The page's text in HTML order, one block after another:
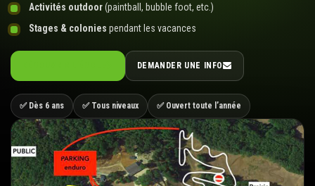
Activités outdoor(paintball, bubble foot, etc.)
Stages & colonies pendant les vacances
DEMANDER UNE INFO
✅ Dès 6 ans ✅ Tous niveaux ✅ Ouvert toute l’année